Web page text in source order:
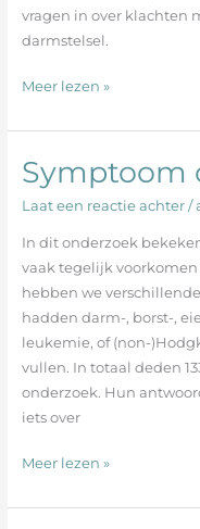
vragen in over klachten
darmstelsel.
Meer lezen »
Symptoom
Laat een reactie achter /
In dit onderzoek
vaak tegelijk
hebben we
hadden darm-, borst-,
leukemie, of (non-
vullen. In totaal deden
onderzoek. Hun
iets over
Symptoom
clusters
Meer lezen »